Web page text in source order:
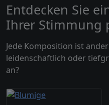
Entdecken Sie
Ihrer Stimmung
Jede Komposition ist
leidenschaftlich oder
an?